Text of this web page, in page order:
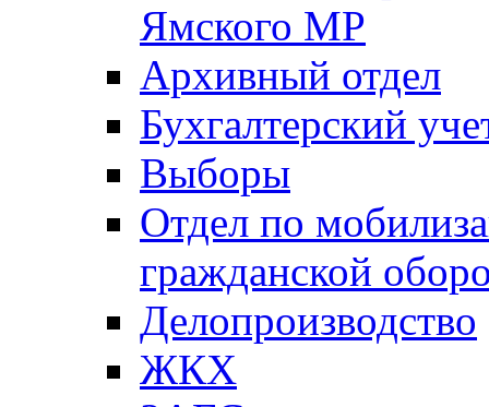
Ямского МР
Архивный отдел
Бухгалтерский
Выборы
Отдел по
гражданской
Делопроизводство
ЖКХ